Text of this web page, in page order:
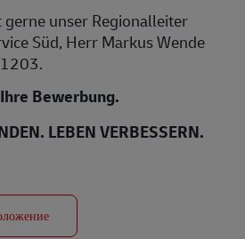
unser Regionalleiter
Süd, Herr Markus Wende
Bewerbung.
LEBEN VERBESSERN.